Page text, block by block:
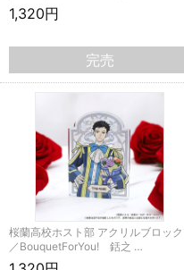
1,320円
完売
桜蘭高校ホスト部 アクリルブロック
／BouquetForYou! 銛之 …